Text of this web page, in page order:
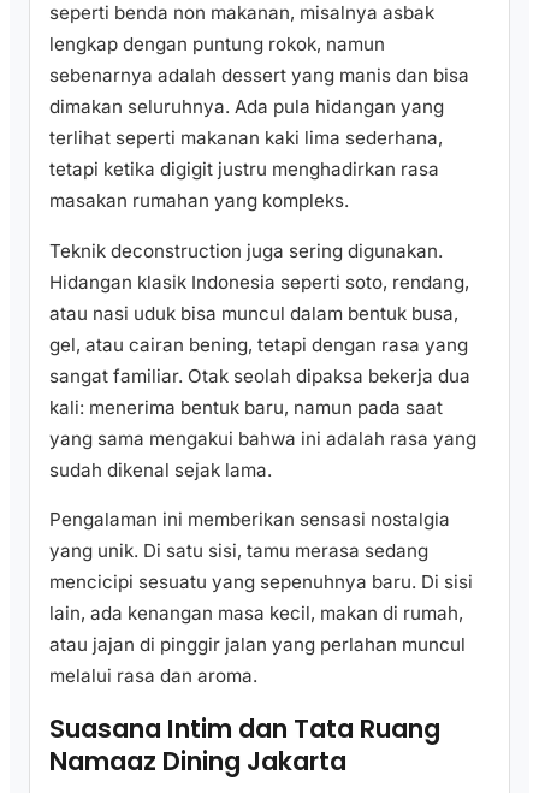
seperti benda non makanan, misalnya asbak
lengkap dengan puntung rokok, namun
sebenarnya adalah dessert yang manis dan bisa
dimakan seluruhnya. Ada pula hidangan yang
terlihat seperti makanan kaki lima sederhana,
tetapi ketika digigit justru menghadirkan rasa
masakan rumahan yang kompleks.
Teknik deconstruction juga sering digunakan.
Hidangan klasik Indonesia seperti soto, rendang,
atau nasi uduk bisa muncul dalam bentuk busa,
gel, atau cairan bening, tetapi dengan rasa yang
sangat familiar. Otak seolah dipaksa bekerja dua
kali: menerima bentuk baru, namun pada saat
yang sama mengakui bahwa ini adalah rasa yang
sudah dikenal sejak lama.
Pengalaman ini memberikan sensasi nostalgia
yang unik. Di satu sisi, tamu merasa sedang
mencicipi sesuatu yang sepenuhnya baru. Di sisi
lain, ada kenangan masa kecil, makan di rumah,
atau jajan di pinggir jalan yang perlahan muncul
melalui rasa dan aroma.
Suasana Intim dan Tata Ruang
Namaaz Dining Jakarta